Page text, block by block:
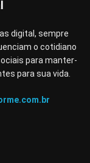
digital, sempre
o cotidiano
para manter-
para sua vida.